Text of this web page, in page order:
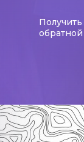
обратной